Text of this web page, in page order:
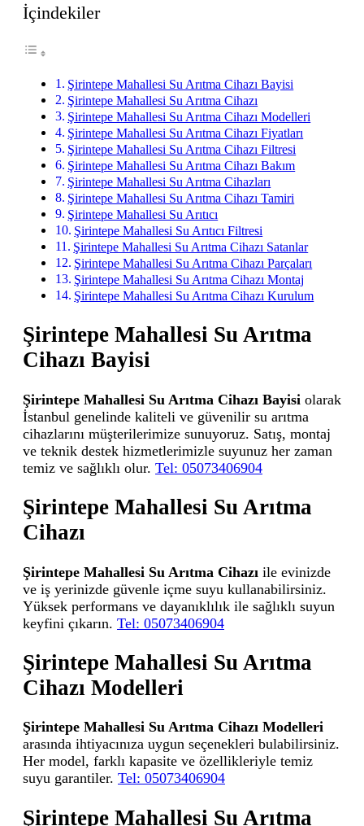
İçindekiler
Şirintepe Mahallesi Su Arıtma Cihazı Bayisi
Şirintepe Mahallesi Su Arıtma Cihazı
Şirintepe Mahallesi Su Arıtma Cihazı Modelleri
Şirintepe Mahallesi Su Arıtma Cihazı Fiyatları
Şirintepe Mahallesi Su Arıtma Cihazı Filtresi
Şirintepe Mahallesi Su Arıtma Cihazı Bakım
Şirintepe Mahallesi Su Arıtma Cihazları
Şirintepe Mahallesi Su Arıtma Cihazı Tamiri
Şirintepe Mahallesi Su Arıtıcı
Şirintepe Mahallesi Su Arıtıcı Filtresi
Şirintepe Mahallesi Su Arıtma Cihazı Satanlar
Şirintepe Mahallesi Su Arıtma Cihazı Parçaları
Şirintepe Mahallesi Su Arıtma Cihazı Montaj
Şirintepe Mahallesi Su Arıtma Cihazı Kurulum
Şirintepe Mahallesi Su Arıtma
Cihazı Bayisi
Şirintepe Mahallesi Su Arıtma Cihazı Bayisi olarak
İstanbul genelinde kaliteli ve güvenilir su arıtma
cihazlarını müşterilerimize sunuyoruz. Satış, montaj
ve teknik destek hizmetlerimizle suyunuz her zaman
temiz ve sağlıklı olur. Tel: 05073406904
Şirintepe Mahallesi Su Arıtma
Cihazı
Şirintepe Mahallesi Su Arıtma Cihazı ile evinizde
ve iş yerinizde güvenle içme suyu kullanabilirsiniz.
Yüksek performans ve dayanıklılık ile sağlıklı suyun
keyfini çıkarın. Tel: 05073406904
Şirintepe Mahallesi Su Arıtma
Cihazı Modelleri
Şirintepe Mahallesi Su Arıtma Cihazı Modelleri
arasında ihtiyacınıza uygun seçenekleri bulabilirsiniz.
Her model, farklı kapasite ve özellikleriyle temiz
suyu garantiler. Tel: 05073406904
Şirintepe Mahallesi Su Arıtma